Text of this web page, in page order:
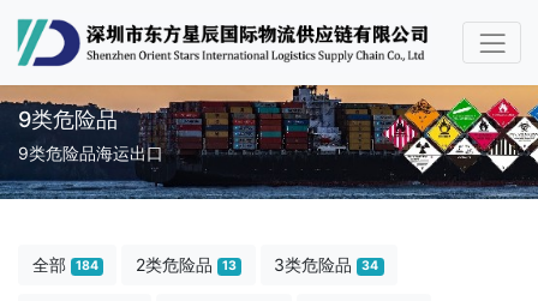
9类危险品
9类危险品海运出口
全部 184 2类危险品 13 3类危险品 34